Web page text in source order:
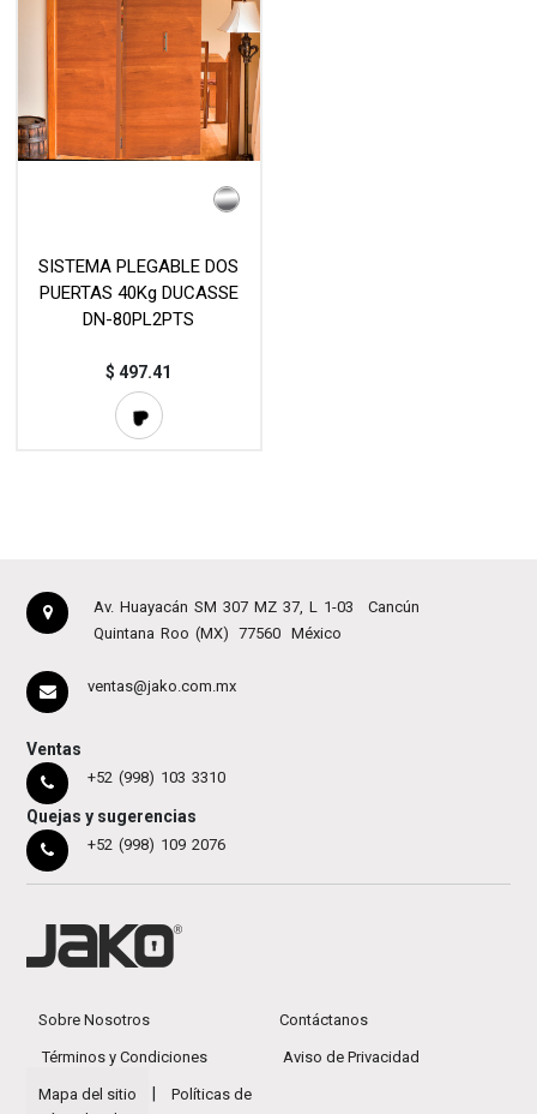
SISTEMA PLEGABLE DOS
PUERTAS 40Kg DUCASSE
DN-80PL2PTS
$497.41
Av. Huayacán SM 307 MZ 37, L 1-03
Cancún
Quintana Roo (MX)
77560 México
ventas@jako.com.mx
Ventas
+52 (998) 103 3310
Quejas y sugerencias
+52 (998) 109 2076
Sobre Nosotros Contáctanos
Términos y Condiciones Aviso de Privacidad
Mapa del sitio
Políticas de